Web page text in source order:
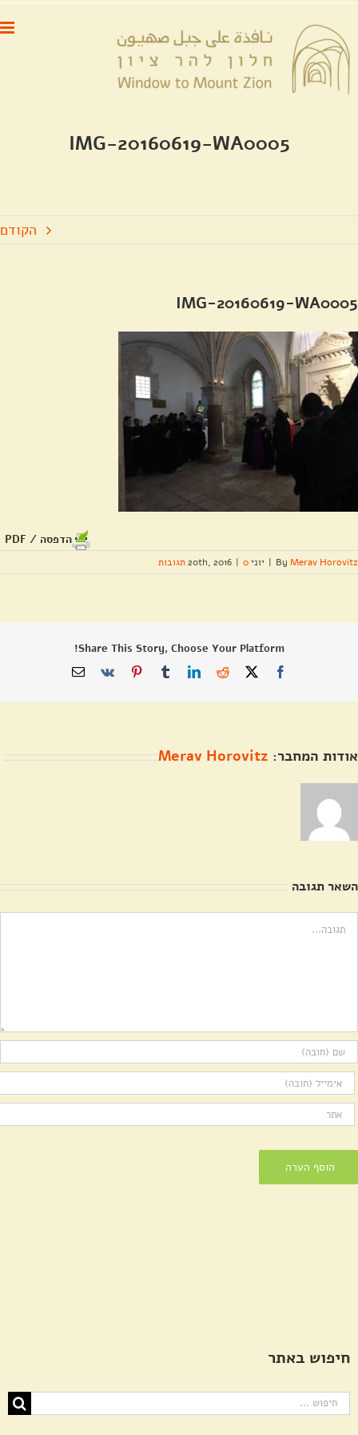
דלג
לתוכן
IMG-20160619-WA0005
הקודם
IMG-20160619-WA0005
הדפסה / PDF
By Merav Horovitz
| יוני 20th, 2016 | 0 תגובות
Share This Story, Choose Your Platform!
Facebook
X
Reddit
LinkedIn
Tumblr
Pinterest
Vk
כתובת
אודות המחבר: Merav Horovitz
השאר תגובה
חיפוש באתר
חיפוש...